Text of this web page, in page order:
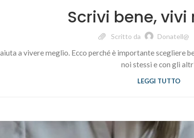
Scrivi bene,
Scritto da Donatell@
a vivere meglio. Ecco perché è importante scegliere
noi stessi e con gli
LEGGI TUTTO